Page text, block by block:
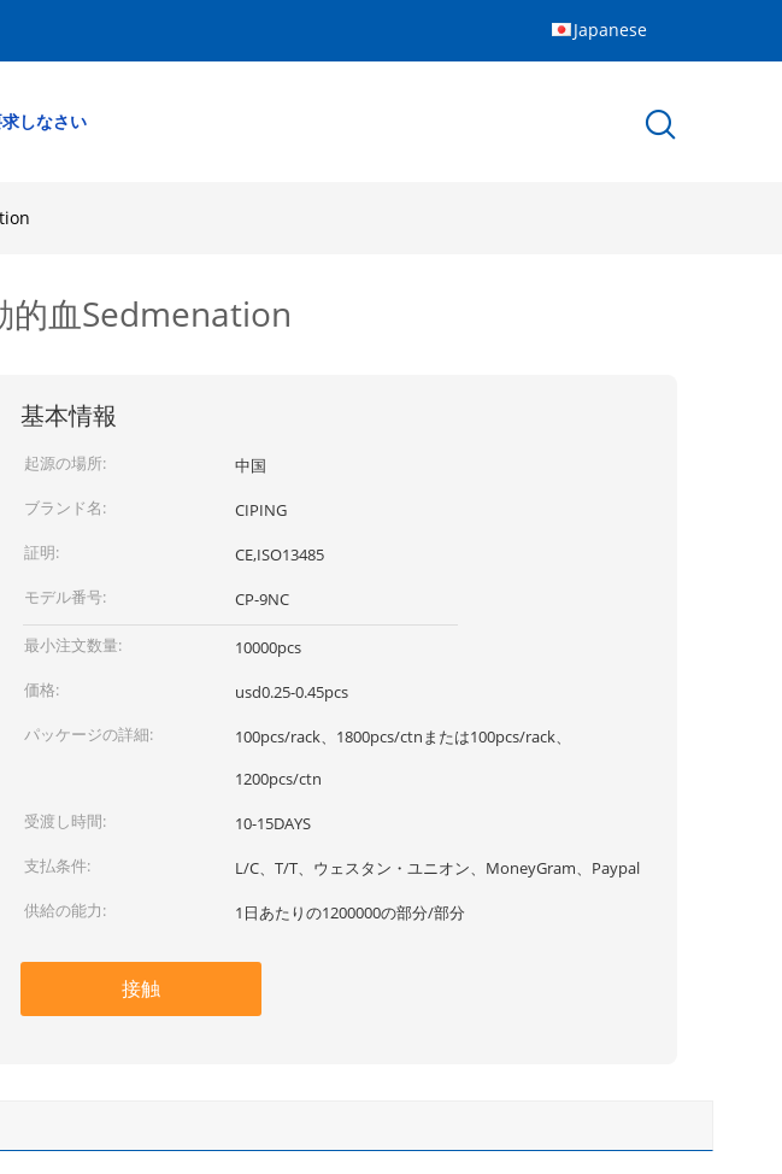
Japanese
しなさい
的血Sedmenation
基本情報
起源の場所:
中国
ブランド名:
CIPING
証明:
CE,ISO13485
モデル番号:
CP-9NC
最小注文数量:
10000pcs
価格:
usd0.25-0.45pcs
パッケージの詳細:
100pcs/rack、1800pcs/ctnまたは100pcs/rack、
1200pcs/ctn
受渡し時間:
10-15DAYS
支払条件:
L/C、T/T、ウェスタン・ユニオン、MoneyGram、Paypal
供給の能力:
1日あたりの1200000の部分/部分
接触